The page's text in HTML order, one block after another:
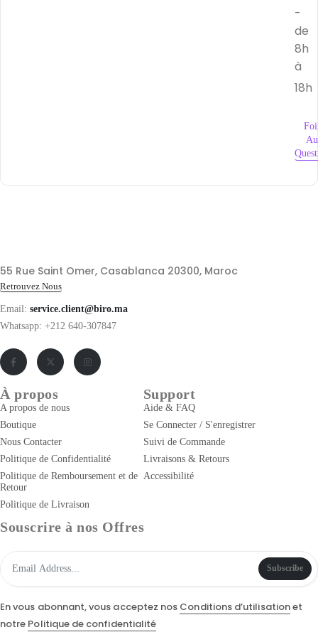
-
de
8h
à
18h
55 Rue Saint Omer, Casablanca 20300, Maroc
Retrouvez Nous
Email: service.client@biro.ma
Whatsapp: +212 640-307847
À propos
A propos de nous
Boutique
Nous Contacter
Politique de Confidentialité
Politique de Remboursement et de
Retour
Politique de Livraison
Support
Aide & FAQ
Se Connecter / S'enregistrer
Suivi de Commande
Livraisons & Retours
Accessibilité
Souscrire à nos Offres
Subscribe
En vous abonnant, vous acceptez nos Conditions d’utilisationet
notre Politique de confidentialité